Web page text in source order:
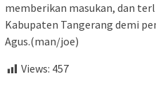
memberikan masukan, dan
Kabupaten Tangerang demi
Agus.(man/joe)
Views: 457